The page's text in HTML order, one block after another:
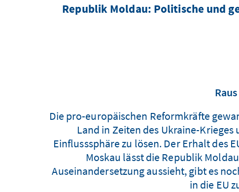
Republik Moldau: Politische und
Die pro-europäischen Reformkräfte
Land in Zeiten des Ukraine-
Einflusssphäre zu lösen. Der Erhalt des
Moskau lässt die Republik
Auseinandersetzung aussieht, gibt es
in die EU